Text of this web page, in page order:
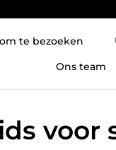
te bezoeken
Ons team
voor